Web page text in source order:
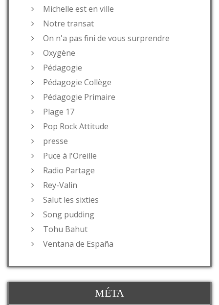
Michelle est en ville
Notre transat
On n'a pas fini de vous surprendre
Oxygène
Pédagogie
Pédagogie Collège
Pédagogie Primaire
Plage 17
Pop Rock Attitude
presse
Puce à l'Oreille
Radio Partage
Rey-Valin
Salut les sixties
Song pudding
Tohu Bahut
Ventana de España
MÉTA